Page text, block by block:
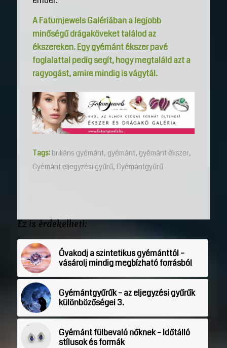
A Fatumjewels Galériában a legjobb
minőségű drágaköveket találod az
ékszereken. Egy gyémánt ékszer pavé
foglalattal pedig segít, hogy megtaláld azt a
ragyogást, amire mindig is vágytál.
Tags: briliáns gyémánt, gyémánt, gyémánt ékszer,
Gyémánt eljegyzési gyűrű, Gyémántgyűrű
Ez is érdekelheti:
Óvakodj a szintetikus gyémánttól –
vásárolj mindig megbízható forrásból
Gyémántgyűrűk – az eljegyzési gyűrűk
különbözőségei 3.
Gyémánt fülbevaló nőknek – Időtálló
stílusok és formák